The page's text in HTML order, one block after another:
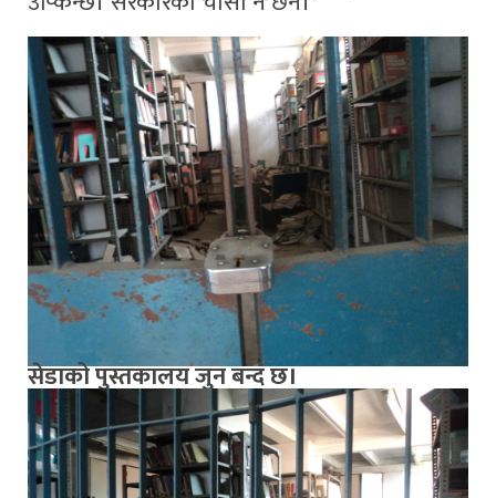
सेडाको पुस्तकालय जुन बन्द छ।